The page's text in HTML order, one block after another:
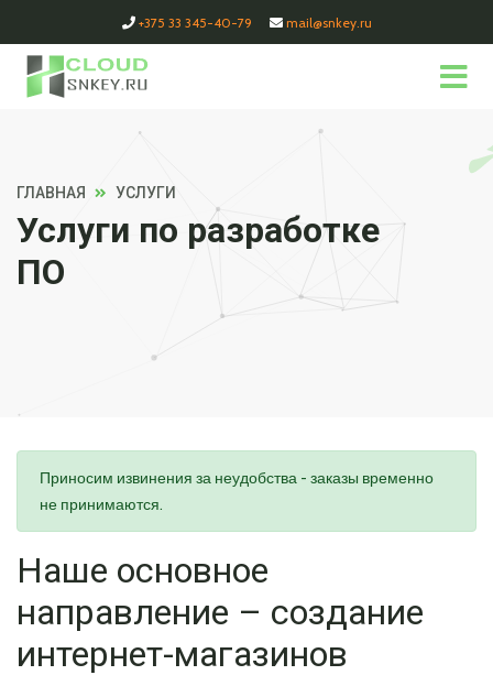
+375 33 345-40-79 mail@snkey.ru
ГЛАВНАЯ УСЛУГИ
Услуги по разработке
ПО
Приносим извинения за неудобства - заказы временно
не принимаются.
Наше основное
направление – создание
интернет-магазинов